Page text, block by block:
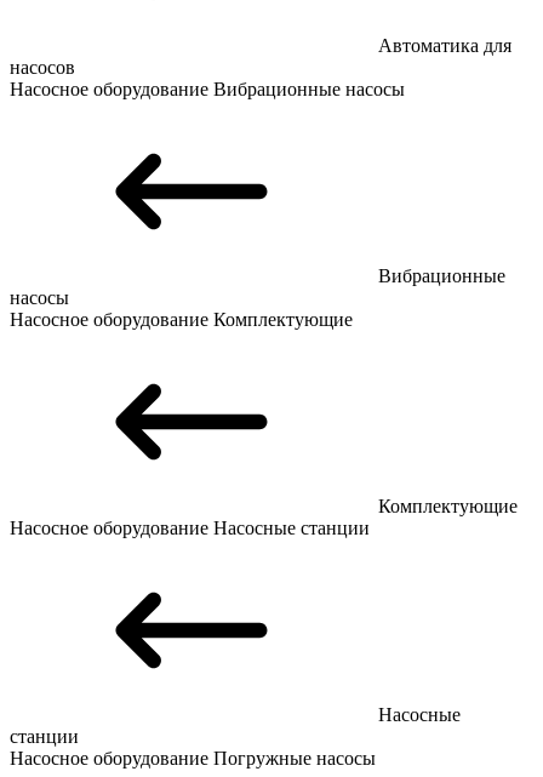
Автоматика для
насосов
Насосное оборудование Вибрационные насосы
Вибрационные
насосы
Насосное оборудование Комплектующие
Комплектующие
Насосное оборудование Насосные станции
Насосные
станции
Насосное оборудование Погружные насосы